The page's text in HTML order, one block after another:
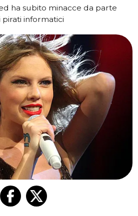
ha subito minacce da parte
pirati informatici